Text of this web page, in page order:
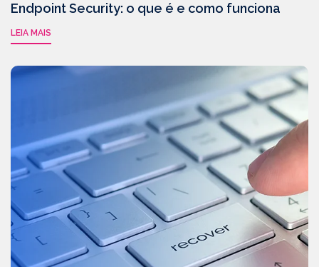
Endpoint Security: o que é e como funciona
LEIA MAIS